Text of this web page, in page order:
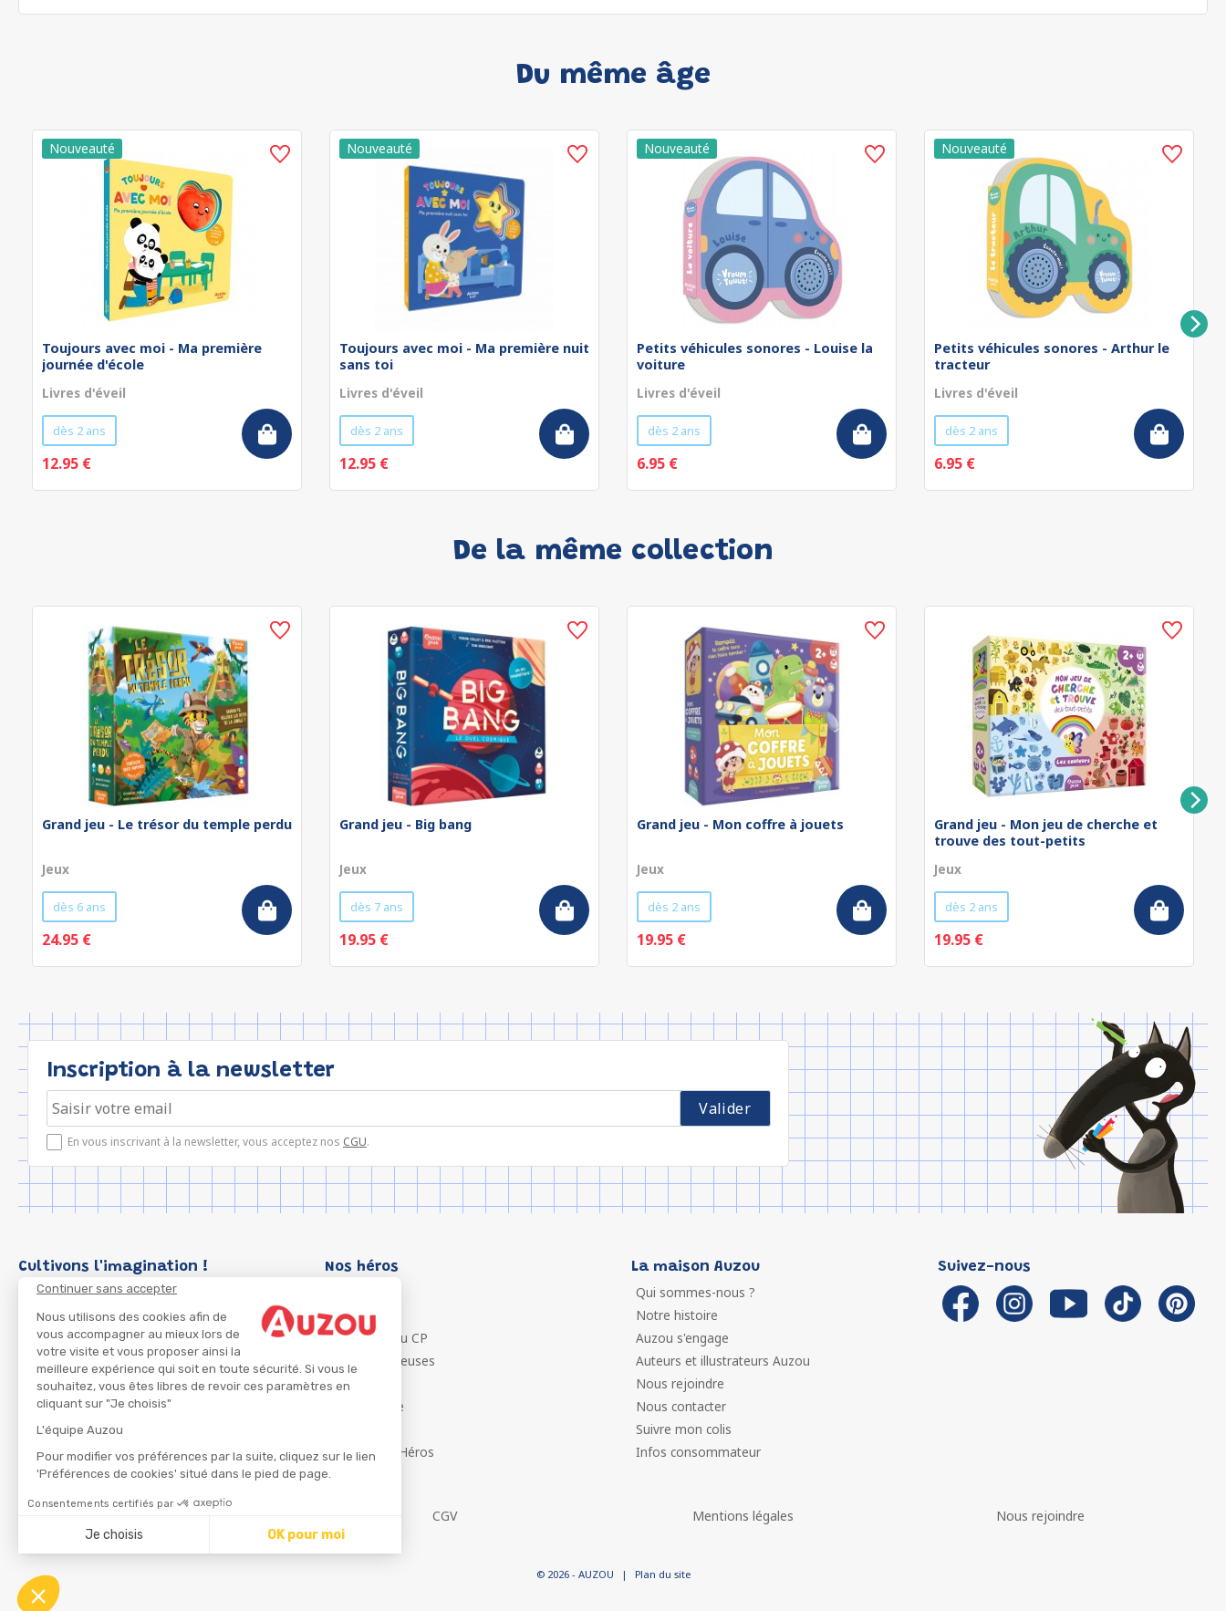
Continuer sans accepter
Nous utilisons des cookies afin de
vous accompagner au mieux lors de
votre visite et vous proposer ainsi la
meilleure expérience qui soit en toute sécurité. Si vous le
souhaitez, vous êtes libres de revoir ces paramètres en
cliquant sur "Je choisis"
L'équipe Auzou
Pour modifier vos préférences par la suite, cliquez sur le lien
'Préférences de cookies' situé dans le pied de page.
Consentements certifiés par
Je choisis OK pour moi
Notre plateforme vous permet d'adapter et de gérer vos paramètres de confidentialité, en garantissant la conformité avec les réglementations. Personnalisez vos
Du même âge
Toujours avec moi - Ma première
journée d'école
Livres d'éveil
dès 2 ans
12.95 €
Toujours avec moi - Ma première nuit
sans toi
Livres d'éveil
dès 2 ans
12.95 €
Petits véhicules sonores - Louise la
voiture
Livres d'éveil
dès 2 ans
6.95 €
Petits véhicules sonores - Arthur le
tracteur
Livres d'éveil
dès 2 ans
6.95 €
De la même collection
Grand jeu - Le trésor du temple perdu
Jeux
dès 6 ans
24.95 €
Grand jeu - Big bang
Jeux
dès 7 ans
19.95 €
Grand jeu - Mon coffre à jouets
Jeux
dès 2 ans
19.95 €
Grand jeu - Mon jeu de cherche et
trouve des tout-petits
Jeux
dès 2 ans
19.95 €
Inscription à la newsletter
En vous inscrivant à la newsletter, vous acceptez nos CGU.
Cultivons l'imagination ! Nos héros
P'tit Loup
Les Héros du CP
Les Influenceuses
Migali
Petite Taupe
Ma Boîte à Héros
La maison Auzou
Qui sommes-nous ?
Notre histoire
Auzou s'engage
Auteurs et illustrateurs Auzou
Nous rejoindre
Nous contacter
Suivre mon colis
Infos consommateur
Suivez-nous
CGV Mentions légales Nous rejoindre
© 2026 - AUZOU | Plan du site